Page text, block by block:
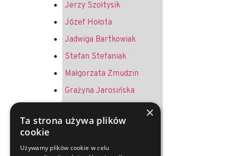
Jerzy Szołtysik
Józef Hołota
Jadwiga Bartkowiak
Stefan Stefaniak
Małgorzata Żmudzin
Grażyna Jarosińska
Andrzej Jureczek
×
Ta strona używa plików
cookie
Używamy plików cookie w celu